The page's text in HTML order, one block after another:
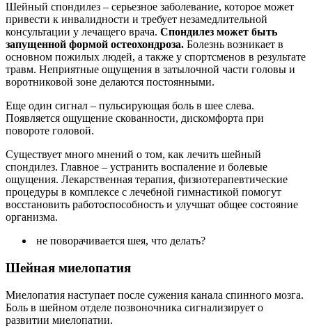
Шейный спондилез – серьезное заболевание, которое может
привести к инвалидности и требует незамедлительной
консультации у лечащего врача. Спондилез может быть
запущенной формой остеохондроза. Болезнь возникает в
основном пожилых людей, а также у спортсменов в результате
травм. Неприятные ощущения в затылочной части головы и
воротниковой зоне делаются постоянными.
Еще один сигнал – пульсирующая боль в шее слева.
Появляется ощущение скованности, дискомфорта при
повороте головой.
Существует много мнений о том, как лечить шейный
спондилез. Главное – устранить воспаление и болевые
ощущения. Лекарственная терапия, физиотерапевтические
процедуры в комплексе с лечебной гимнастикой помогут
восстановить работоспособность и улучшат общее состояние
организма.
не поворачивается шея, что делать?
Шейная миелопатия
Миелопатия наступает после сужения канала спинного мозга.
Боль в шейном отделе позвоночника сигнализирует о
развитии миелопатии.